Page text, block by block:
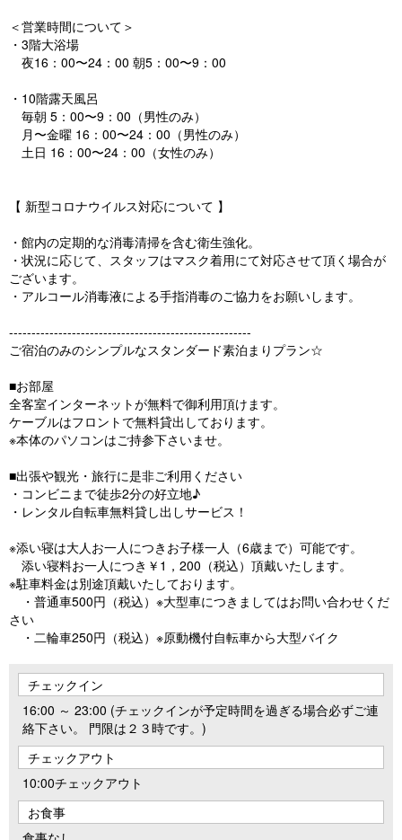
＜営業時間について＞
・3階大浴場
夜16：00〜24：00 朝5：00〜9：00
・10階露天風呂
毎朝 5：00〜9：00（男性のみ）
月〜金曜 16：00〜24：00（男性のみ）
土日 16：00〜24：00（女性のみ）
【 新型コロナウイルス対応について 】
・館内の定期的な消毒清掃を含む衛生強化。
・状況に応じて、スタッフはマスク着用にて対応させて頂く場合が
ございます。
・アルコール消毒液による手指消毒のご協力をお願いします。
------------------------------------------------------
ご宿泊のみのシンプルなスタンダード素泊まりプラン☆
■お部屋
全客室インターネットが無料で御利用頂けます。
ケーブルはフロントで無料貸出しております。
※本体のパソコンはご持参下さいませ。
■出張や観光・旅行に是非ご利用ください
・コンビニまで徒歩2分の好立地♪
・レンタル自転車無料貸し出しサービス！
※添い寝は大人お一人につきお子様一人（6歳まで）可能です。
添い寝料お一人につき￥1，200（税込）頂戴いたします。
※駐車料金は別途頂戴いたしております。
・普通車500円（税込）※大型車につきましてはお問い合わせくだ
さい
・二輪車250円（税込）※原動機付自転車から大型バイク
チェックイン
16:00 ～ 23:00 (チェックインが予定時間を過ぎる場合必ずご連
絡下さい。 門限は２３時です。)
チェックアウト
10:00チェックアウト
お食事